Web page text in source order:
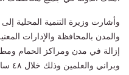
وأشارت وزيرة التنمية المحلية
إزالة في مدن ومراكز الحمام